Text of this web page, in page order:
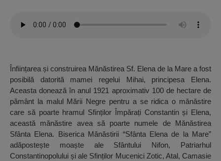
Înființarea și construirea Mănăstirea Sf. Elena de la Mare a fost
posibilă datorită mamei regelui Mihai, principesa Elena.
Aceasta donează în anul 1921 aproximativ 100 de hectare de
pământ la malul Mării Negre pentru a se ridica o mănăstire
care să poarte hramul Sfinților Împărați Constantin și Elena,
această mănăstire avea să poarte numele de Mănăstirea
Sfânta Elena. Biserica Mănăstirii “Sfânta Elena de la Mare”
adăpostește moaște ale Sfântului Nifon, Patriarhul
Constantinopolului și ale Sfinților Mucenici Zotic, Atal, Camasie